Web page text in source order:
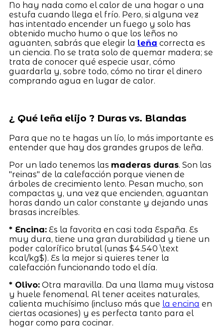
No hay nada como el calor de una hogar o una
estufa cuando llega el frío. Pero, si alguna vez
has intentado encender un fuego y solo has
obtenido mucho humo o que los leños no
aguanten, sabrás que elegir la leña correcta es
un ciencia. No se trata solo de quemar madera; se
trata de conocer qué especie usar, cómo
guardarla y, sobre todo, cómo no tirar el dinero
comprando agua en lugar de calor.
¿ Qué leña elijo ? Duras vs. Blandas
Para que no te hagas un lío, lo más importante es
entender que hay dos grandes grupos de leña.
Por un lado tenemos las maderas duras. Son las
"reinas" de la calefacción porque vienen de
árboles de crecimiento lento. Pesan mucho, son
compactas y, una vez que encienden, aguantan
horas dando un calor constante y dejando unas
brasas increíbles.
* Encina:Es la favorita en casi toda España. Es
muy dura, tiene una gran durabilidad y tiene un
poder calorífico brutal (unas $4.540 \text
kcal/kg$). Es la mejor si quieres tener la
calefacción funcionando todo el día.
* Olivo:Otra maravilla. Da una llama muy vistosa
y huele fenomenal. Al tener aceites naturales,
calienta muchísimo (incluso más que la encina en
ciertas ocasiones) y es perfecta tanto para el
hogar como para cocinar.